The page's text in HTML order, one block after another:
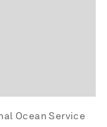
Ocean Service